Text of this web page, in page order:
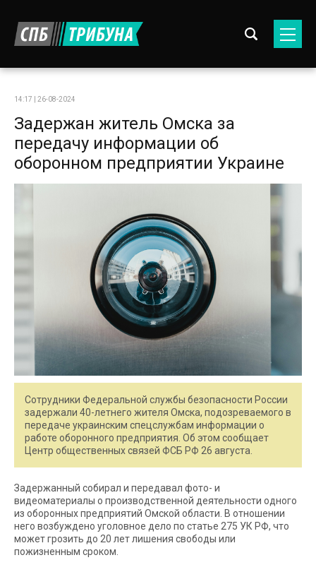
14:17 | 26-08-2024
Задержан житель Омска за
передачу информации об
оборонном предприятии Украине
Сотрудники Федеральной службы безопасности России
задержали 40-летнего жителя Омска, подозреваемого в
передаче украинским спецслужбам информации о
работе оборонного предприятия. Об этом сообщает
Центр общественных связей ФСБ РФ 26 августа.
Задержанный собирал и передавал фото- и
видеоматериалы о производственной деятельности одного
из оборонных предприятий Омской области. В отношении
него возбуждено уголовное дело по статье 275 УК РФ, что
может грозить до 20 лет лишения свободы или
пожизненным сроком.